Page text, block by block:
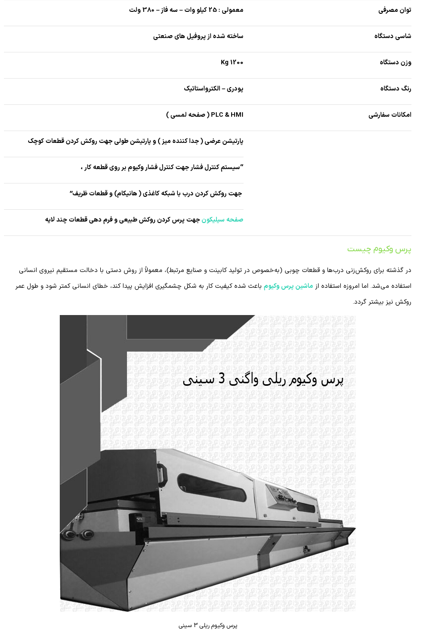
توان مصرفی معمولی : 25 کیلو وات – سه فاز – 380 ولت
شاسی دستگاه ساخته شده از پروفیل های صنعتی
وزن دستگاه 1200 Kg
رنگ دستگاه پودری – الکترواستاتیک
امکانات سفارشی PLC & HMI ( صفحه لمسی )
پارتیشن عرضی ( جدا کننده میز ) و پارتیشن طولی جهت روکش کردن قطعات کوچک
“سیستم کنترل فشار جهت کنترل فشار وکیوم بر روی قطعه کار ،
جهت روکش کردن درب با شبکه کاغذی ( هانیکام) و قطعات ظریف”
صفحه سیلیکونجهت پرس کردن روکش طبیعی و فرم دهی قطعات چند لایه
پرس وکیوم چیست
در گذشته برای روکش‌زنی درب‌ها و قطعات چوبی (به‌خصوص در تولید کابینت و صنایع مرتبط)، معمولاً از روش دستی با دخالت مستقیم نیروی انسانی
استفاده می‌شد. اما امروزه استفاده از ماشین پرس وکیوم باعث شده کیفیت کار به شکل چشمگیری افزایش پیدا کند، خطای انسانی کمتر شود و طول عمر
روکش نیز بیشتر گردد.
پرس وکیوم ریلی 3 سینی